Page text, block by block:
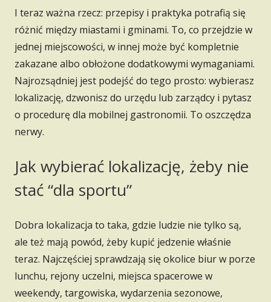
I teraz ważna rzecz: przepisy i praktyka potrafią się
różnić między miastami i gminami. To, co przejdzie w
jednej miejscowości, w innej może być kompletnie
zakazane albo obłożone dodatkowymi wymaganiami.
Najrozsądniej jest podejść do tego prosto: wybierasz
lokalizację, dzwonisz do urzędu lub zarządcy i pytasz
o procedurę dla mobilnej gastronomii. To oszczędza
nerwy.
Jak wybierać lokalizację, żeby nie
stać “dla sportu”
Dobra lokalizacja to taka, gdzie ludzie nie tylko są,
ale też mają powód, żeby kupić jedzenie właśnie
teraz. Najczęściej sprawdzają się okolice biur w porze
lunchu, rejony uczelni, miejsca spacerowe w
weekendy, targowiska, wydarzenia sezonowe,